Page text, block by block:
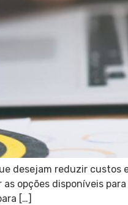
desejam reduzir custos
opções disponíveis
[…]